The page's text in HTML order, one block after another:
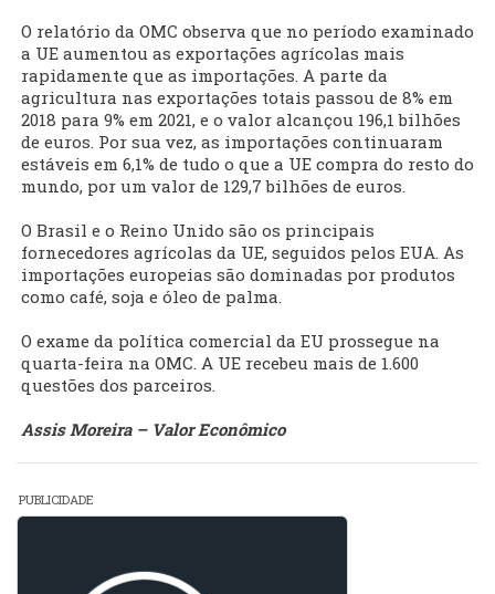
O relatório da OMC observa que no período examinado
a UE aumentou as exportações agrícolas mais
rapidamente que as importações. A parte da
agricultura nas exportações totais passou de 8% em
2018 para 9% em 2021, e o valor alcançou 196,1 bilhões
de euros. Por sua vez, as importações continuaram
estáveis em 6,1% de tudo o que a UE compra do resto do
mundo, por um valor de 129,7 bilhões de euros.
O Brasil e o Reino Unido são os principais
fornecedores agrícolas da UE, seguidos pelos EUA. As
importações europeias são dominadas por produtos
como café, soja e óleo de palma.
O exame da política comercial da EU prossegue na
quarta-feira na OMC. A UE recebeu mais de 1.600
questões dos parceiros.
Assis Moreira – Valor Econômico
PUBLICIDADE